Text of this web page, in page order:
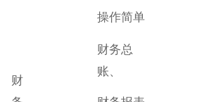
操作简单
财
财务总
账、